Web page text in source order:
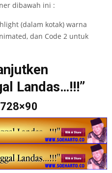
dibawah ini :
(dalam kotak) warna
dan Code 2 untuk
Landas…!!!”